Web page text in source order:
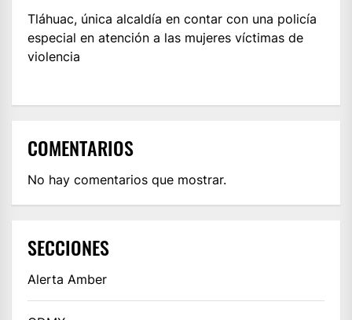
Tláhuac, única alcaldía en contar con una policía
especial en atención a las mujeres víctimas de
violencia
COMENTARIOS
No hay comentarios que mostrar.
SECCIONES
Alerta Amber